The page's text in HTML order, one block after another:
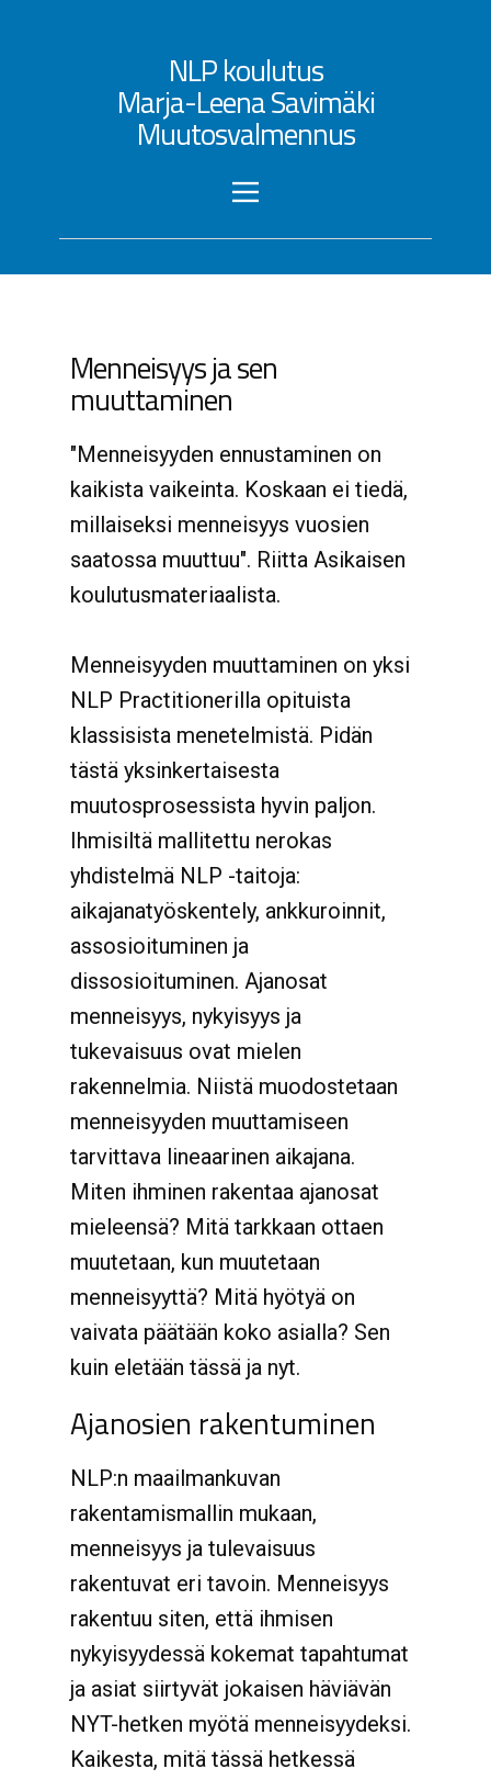
NLP koulutus
Marja-Leena Savimäki
Muutosvalmennus
Menneisyys ja sen
muuttaminen
"Menneisyyden ennustaminen on
kaikista vaikeinta. Koskaan ei tiedä,
millaiseksi menneisyys vuosien
saatossa muuttuu". Riitta Asikaisen
koulutusmateriaalista.
Menneisyyden muuttaminen on yksi
NLP Practitionerilla opituista
klassisista menetelmistä. Pidän
tästä yksinkertaisesta
muutosprosessista hyvin paljon.
Ihmisiltä mallitettu nerokas
yhdistelmä NLP -taitoja:
aikajanatyöskentely, ankkuroinnit,
assosioituminen ja
dissosioituminen. Ajanosat
menneisyys, nykyisyys ja
tukevaisuus ovat mielen
rakennelmia. Niistä muodostetaan
menneisyyden muuttamiseen
tarvittava lineaarinen aikajana.
Miten ihminen rakentaa ajanosat
mieleensä? Mitä tarkkaan ottaen
muutetaan, kun muutetaan
menneisyyttä? Mitä hyötyä on
vaivata päätään koko asialla? Sen
kuin eletään tässä ja nyt.
Ajanosien rakentuminen
NLP:n maailmankuvan
rakentamismallin mukaan,
menneisyys ja tulevaisuus
rakentuvat eri tavoin. Menneisyys
rakentuu siten, että ihmisen
nykyisyydessä kokemat tapahtumat
ja asiat siirtyvät jokaisen häviävän
NYT-hetken myötä menneisyydeksi.
Kaikesta, mitä tässä hetkessä